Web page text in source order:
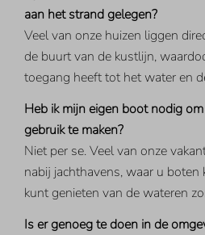
aan het strand gelegen?
Veel van onze huizen liggen
de buurt van de kustlijn,
toegang heeft tot het water en
Heb ik mijn eigen boot nodig
gebruik te maken?
Niet per se. Veel van onze
nabij jachthavens, waar u
kunt genieten van de wateren
Is er genoeg te doen in de